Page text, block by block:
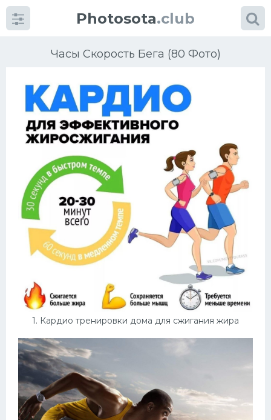
Photosota.club
Часы Скорость Бега (80 Фото)
1. Кардио тренировки дома для сжигания жира
Категории
Много картинок...
Футбол
Баскетбол
Хоккей
Конькобежный спорт
Интерьеры квартир